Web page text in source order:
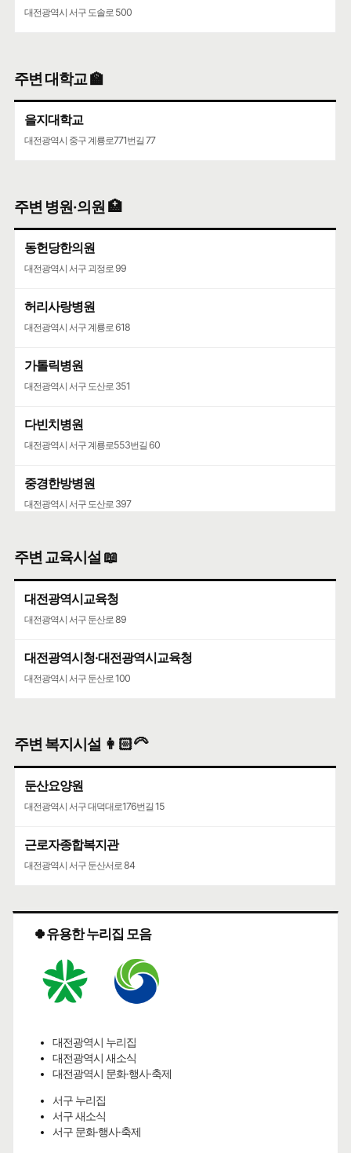
대전광역시 서구 도솔로 500
주변 대학교 🏫
을지대학교
대전광역시 중구 계룡로771번길 77
주변 병원·의원 🏥
동헌당한의원
대전광역시 서구 괴정로 99
허리사랑병원
대전광역시 서구 계룡로 618
가톨릭병원
대전광역시 서구 도산로 351
다빈치병원
대전광역시 서구 계룡로553번길 60
중경한방병원
대전광역시 서구 도산로 397
주변 교육시설 📖
대전광역시교육청
대전광역시 서구 둔산로 89
대전광역시청·대전광역시교육청
대전광역시 서구 둔산로 100
주변 복지시설 👩🏻‍🦳
둔산요양원
대전광역시 서구 대덕대로176번길 15
근로자종합복지관
대전광역시 서구 둔산서로 84
🍀유용한 누리집 모음
대전광역시 누리집
대전광역시 새소식
대전광역시 문화·행사·축제
서구 누리집
서구 새소식
서구 문화·행사·축제